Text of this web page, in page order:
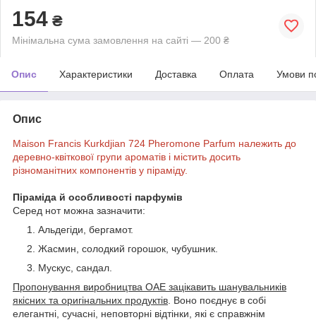
154 ₴
Мінімальна сума замовлення на сайті — 200 ₴
Опис Характеристики Доставка Оплата Умови
Опис
Maison Francis Kurkdjian 724 Pheromone Parfum належить до
деревно-квіткової групи ароматів і містить досить
різноманітних компонентів у піраміду.
Піраміда й особливості парфумів
Серед нот можна зазначити:
Альдегіди, бергамот.
Жасмин, солодкий горошок, чубушник.
Мускус, сандал.
Пропонування виробництва ОАЕ зацікавить шанувальників
якісних та оригінальних продуктів . Воно поєднує в собі
елегантні, сучасні, неповторні відтінки, які є справжнім